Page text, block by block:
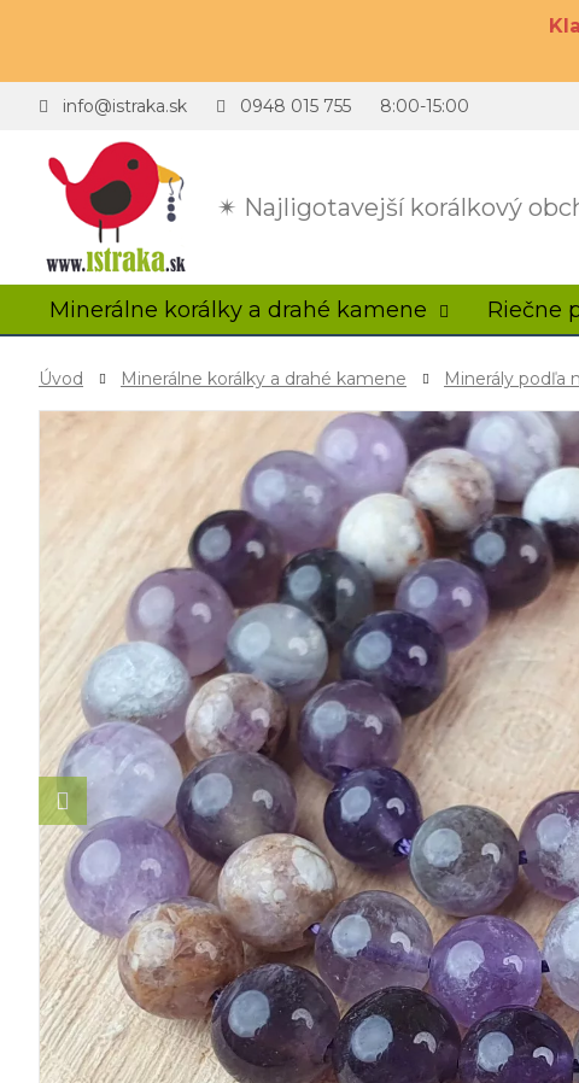
✴ Najligotavejší korálkový
info@istraka.sk 0948 015 755 8:00-15:00
Minerálne korálky a drahé kamene Riečne
Úvod Minerálne korálky a drahé kamene Minerály podľa